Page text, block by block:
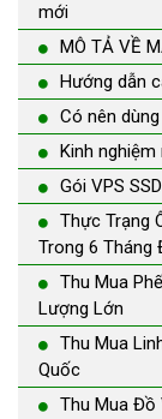
mới
MÔ TẢ VỀ
Hướng dẫn
Có nên
Kinh
Gói VPS
Thực Trạng
Trong 6 Tháng
Thu Mua
Lượng Lớn
Thu Mua
Quốc
Thu Mua Đồ